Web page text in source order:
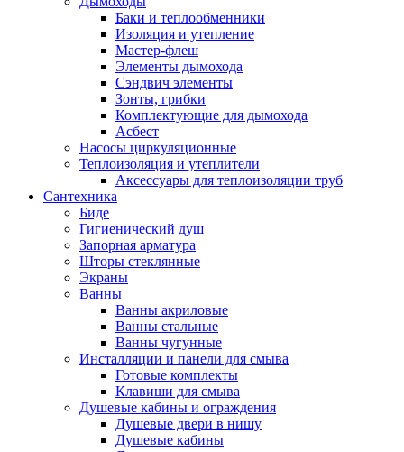
Баки и теплообменники
Изоляция и утепление
Мастер-флеш
Элементы дымохода
Сэндвич элементы
Зонты, грибки
Комплектующие для дымохода
Асбест
Насосы циркуляционные
Теплоизоляция и утеплители
Аксессуары для теплоизоляции труб
Сантехника
Биде
Гигиенический душ
Запорная арматура
Шторы стеклянные
Экраны
Ванны
Ванны акриловые
Ванны стальные
Ванны чугунные
Инсталляции и панели для смыва
Готовые комплекты
Клавиши для смыва
Душевые кабины и ограждения
Душевые двери в нишу
Душевые кабины